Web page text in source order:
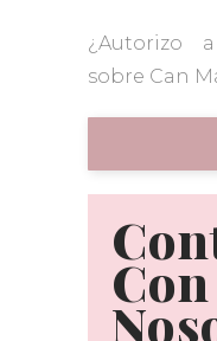
¿Autorizo
sobre Can
Con